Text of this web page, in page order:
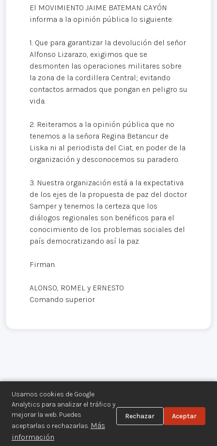
Usamos cookies de Google
Analytics para analizar el tráfico y
mejorar la web. Puedes
aceptarlas o rechazarlas. Más
información
Rechazar Aceptar
El MOVIMIENTO JAIME BATEMAN CAYÓN
informa a la opinión pública lo siguiente:
1. Que para garantizar la devolución del señor
Alfonso Lizarazo, exigimos que se
desmonten las operaciones militares sobre
la zona de la cordillera Central; evitando
contactos armados que pongan en peligro su
vida.
2. Reiteramos a la opinión pública que no
tenemos a la señora Regina Betancur de
Liska ni al periodista del Ciat, en poder de la
organización y desconocemos su paradero.
3. Nuestra organización está a la expectativa
de los ejes de la propuesta de paz del doctor
Samper y tenemos la certeza que los
diálogos regionales son benéficos para el
conocimiento de los problemas sociales del
país democratizando así la paz.
Firman.
ALONSO, ROMEL y ERNESTO
Comando superior
Centro de Documentación de los
Movimientos Armados©
Aviso legal·Privacidad